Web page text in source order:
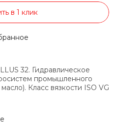
в 1 клик
32. Гидравлическое
промышленного
Класс вязкости ISO VG